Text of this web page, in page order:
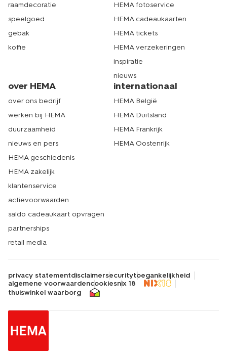
raamdecoratie
speelgoed
gebak
koffie
HEMA fotoservice
HEMA cadeaukaarten
HEMA tickets
HEMA verzekeringen
inspiratie
nieuws
over HEMA
over ons bedrijf
werken bij HEMA
duurzaamheid
nieuws en pers
HEMA geschiedenis
HEMA zakelijk
klantenservice
actievoorwaarden
saldo cadeaukaart opvragen
partnerships
retail media
internationaal
HEMA België
HEMA Duitsland
HEMA Frankrijk
HEMA Oostenrijk
privacy statementdisclaimersecuritytoegankelijkheid
algemene voorwaardencookiesnix 18
thuiswinkel waarborg